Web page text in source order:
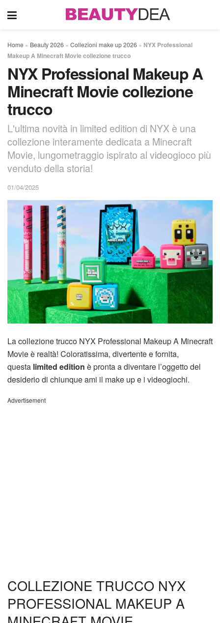
Home » Beauty 2026 » Collezioni make up 2026 » NYX Professional
Makeup A Minecraft Movie collezione trucco
NYX Professional Makeup A
Minecraft Movie collezione
trucco
L'ultima novità in limited edition di NYX è una
collezione interamente dedicata a Minecraft
Movie, lungometraggio ispirato al videogioco più
venduto della storia!
01/04/2025
La collezione trucco NYX Professional Makeup A Minecraft
Movie è realtà! Coloratissima, divertente e fornita,
questa limited edition è pronta a diventare l’oggetto del
desiderio di chiunque ami il make up e i videogiochi.
Advertisement
COLLEZIONE TRUCCO NYX
PROFESSIONAL MAKEUP A